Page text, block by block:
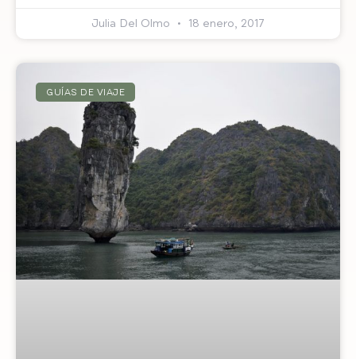
Julia Del Olmo 18 enero, 2017
GUÍAS DE VIAJE